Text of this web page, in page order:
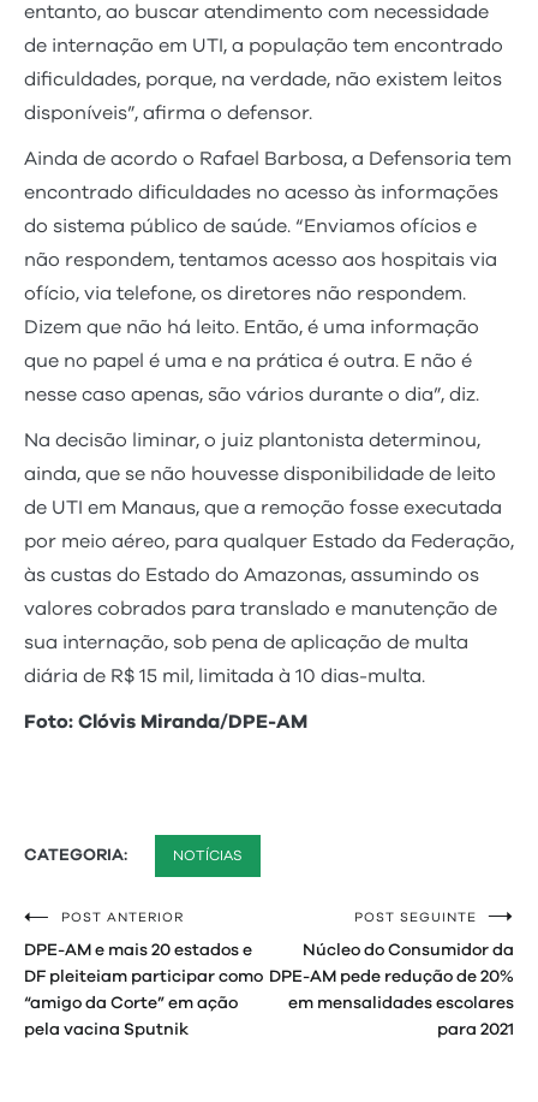
entanto, ao buscar atendimento com necessidade
de internação em UTI, a população tem encontrado
dificuldades, porque, na verdade, não existem leitos
disponíveis”, afirma o defensor.
Ainda de acordo o Rafael Barbosa, a Defensoria tem
encontrado dificuldades no acesso às informações
do sistema público de saúde. “Enviamos ofícios e
não respondem, tentamos acesso aos hospitais via
ofício, via telefone, os diretores não respondem.
Dizem que não há leito. Então, é uma informação
que no papel é uma e na prática é outra. E não é
nesse caso apenas, são vários durante o dia”, diz.
Na decisão liminar, o juiz plantonista determinou,
ainda, que se não houvesse disponibilidade de leito
de UTI em Manaus, que a remoção fosse executada
por meio aéreo, para qualquer Estado da Federação,
às custas do Estado do Amazonas, assumindo os
valores cobrados para translado e manutenção de
sua internação, sob pena de aplicação de multa
diária de R$ 15 mil, limitada à 10 dias-multa.
Foto: Clóvis Miranda/DPE-AM
CATEGORIA: NOTÍCIAS
Navegação
de
Post
POST ANTERIOR
DPE-AM e mais 20 estados e
DF pleiteiam participar como
“amigo da Corte” em ação
pela vacina Sputnik
POST SEGUINTE
Núcleo do Consumidor da
DPE-AM pede redução de 20%
em mensalidades escolares
para 2021